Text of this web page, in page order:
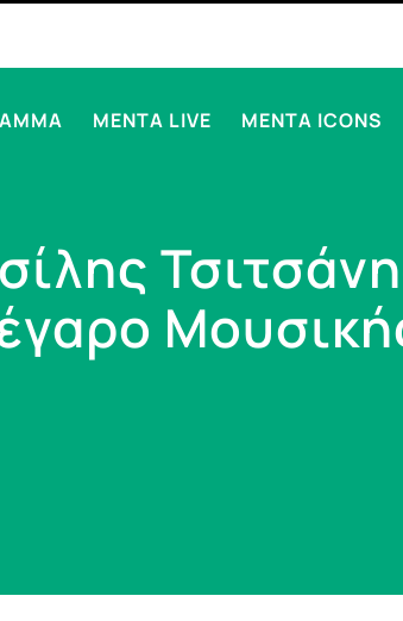
MENTA LIVE MENTA ICONS